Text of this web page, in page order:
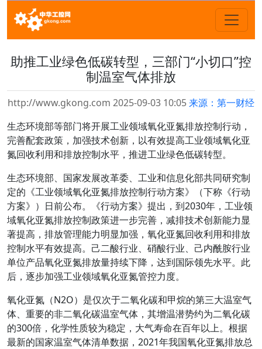
助推工业绿色低碳转型，三部门“小切口”控
制温室气体排放
http://www.gkong.com 2025-09-03 10:05来源：第一财经
生态环境部等部门将开展工业领域氧化亚氮排放控制行动，
完善配套政策，加强技术创新，以有效提高工业领域氧化亚
氮回收利用和排放控制水平，推进工业绿色低碳转型。
生态环境部、国家发展改革委、工业和信息化部共同研究制
定的《工业领域氧化亚氮排放控制行动方案》（下称《行动
方案》）日前公布。《行动方案》提出，到2030年，工业领
域氧化亚氮排放控制政策进一步完善，减排技术创新能力显
著提高，排放管理能力明显加强，氧化亚氮回收利用和排放
控制水平有效提高。己二酸行业、硝酸行业、己内酰胺行业
单位产品氧化亚氮排放量持续下降，达到国际领先水平。此
后，逐步加强工业领域氧化亚氮管控力度。
氧化亚氮（N2O）是仅次于二氧化碳和甲烷的第三大温室气
体、重要的非二氧化碳温室气体，其增温潜势约为二氧化碳
的300倍，化学性质较为稳定，大气寿命在百年以上。根据
最新的国家温室气体清单数据，2021年我国氧化亚氮排放总